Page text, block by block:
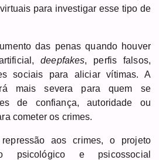
para investigar esse tipo de
das penas quando houver
deepfakes, perfis falsos,
sociais para aliciar vítimas. A
mais severa para quem se
de confiança, autoridade ou
cometer os crimes.
aos crimes, o projeto
psicológico e psicossocial